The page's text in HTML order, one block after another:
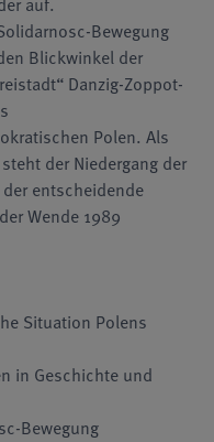
Bewegung
Blickwinkel der
Danzig-Zoppot-
Polen. Als
der Niedergang der
entscheidende
Wende 1989
Situation Polens
in Geschichte und
Bewegung